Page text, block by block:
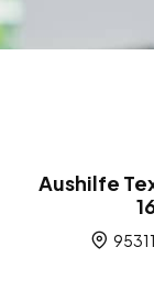
Aushilfe